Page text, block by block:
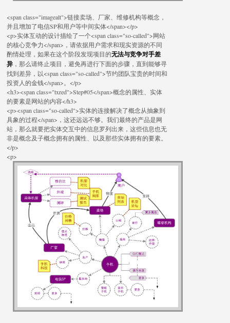
<span class="imagealt">链接卖场、厂家、维修机构等概念，
并且增加了电信SP和用户等中间实体</span></p>
<p>实体互动的设计描绘了一个<span class="so-called">网站
的核心竞争力</span>，请依据用户需求和现实资源的不同
酌情处理，如果在这个阶段发现项目的无法与竞争对手差
异 ，那么请终止项目，避免再进行下面的步骤，直到能够寻
找到差异，以<span class="so-called">节约团队宝贵的时间和
投资人的金钱</span>。</p>
<h3><span class="txred">Step#05</span>概念的属性、实体
的要素是网站的内容</h3>
<p><span class="so-called">实体的连接解决了概念从抽象到
具象的过程</span>，这还远远不够。我们最终的产品是网
站，那么就要把实体交互中的信息罗列出来，这些信息也无
非是概念及子概念拥有的属性、以及那些实体拥有的要素。
</p>
<p>